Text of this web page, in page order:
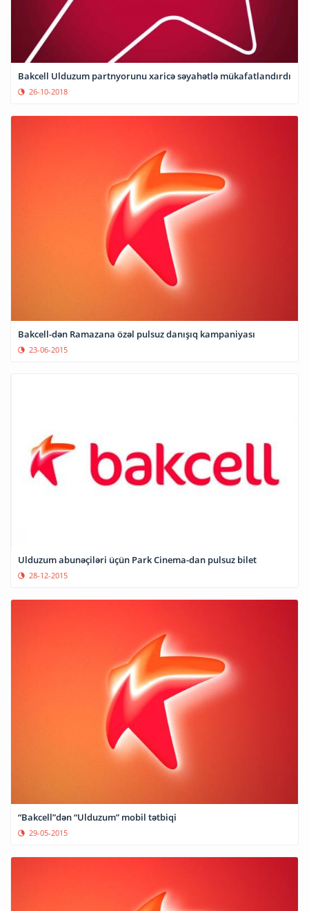
Bakcell Ulduzum partnyorunu xaricə səyahətlə mükafatlandırdı
26-10-2018
Bakcell-dən Ramazana özəl pulsuz danışıq kampaniyası
23-06-2015
Ulduzum abunəçiləri üçün Park Cinema-dan pulsuz bilet
28-12-2015
“Bakcell”dən “Ulduzum” mobil tətbiqi
29-05-2015